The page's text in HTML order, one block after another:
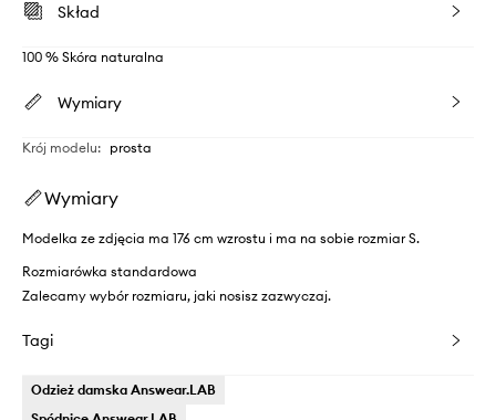
Skład
100 % Skóra naturalna
Wymiary
Krój modelu: prosta
Wymiary
Modelka ze zdjęcia ma 176 cm wzrostu i ma na sobie rozmiar S.
Rozmiarówka standardowa
Zalecamy wybór rozmiaru, jaki nosisz zazwyczaj.
Tagi
Odzież damska Answear.LAB